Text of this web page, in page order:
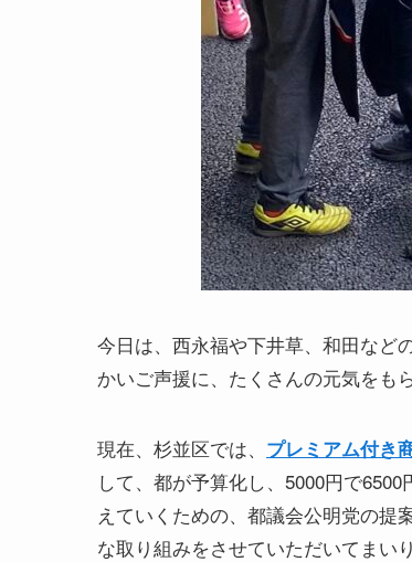
今日は、西永福や下井草、和田など
かいご声援に、たくさんの元気をも
現在、杉並区では、 プレミアム付き
して、都が予算化し、5000円で
えていくための、都議会公明党の提
な取り組みをさせていただいてまい